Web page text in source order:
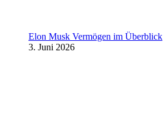
Elon Musk Vermögen im Überblick
3. Juni 2026